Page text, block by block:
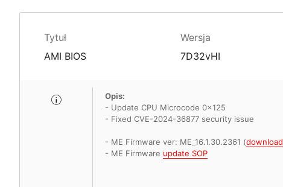
Tytuł Wersja
AMI BIOS 7D32vHI
Opis:
- Update CPU Microcode 0x125
- Fixed CVE-2024-36877 security issue
- ME Firmware ver: ME_16.1.30.2361 (download
- ME Firmware update SOP